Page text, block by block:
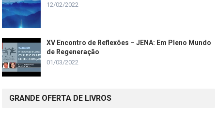
12/02/2022
XV Encontro de Reflexões – JENA: Em Pleno Mundo
de Regeneração
01/03/2022
GRANDE OFERTA DE LIVROS